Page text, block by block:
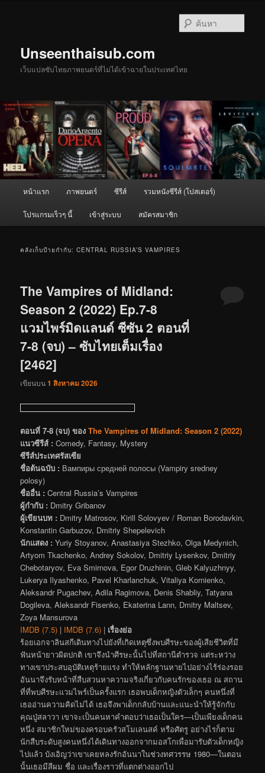
Unseenthaisub.com
เว็บแปลซับไทยภาพยนตร์ที่ไม่ได้เข้าฉายในประเทศไทย
หน้าแรก ภาพยนตร์ ซีรีส์ รวมหนังซีรีส์ (โปสเตอร์)
โปรแกรมเร็วๆ นี้ เข้าสู่ระบบ สมัครสมาชิก
คลังเก็บป้ายกำกับ:CENTRAL RUSSIA’S VAMPIRES
The Vampires of Midland:
Season 2 (2022) Ep.7-8
แวมไพร์มิดแลนด์ ซีซัน 2 ตอนที่
7-8 (จบ) – ซับไทยเต็มเรื่อง
[2462]
เขียนบน1 สิงหาคม 2026
ตอนที่ 7-8 (จบ) ของ The Vampires of Midland: Season 2 (2022)
แนวซีรีส์ : Comedy, Fantasy, Mystery
ซีรีส์ประเทศรัสเซีย
ชื่อต้นฉบับ : Вампиры средней полосы (Vampiry sredney
polosy)
ชื่ออื่น : Central Russia’s Vampires
ผู้กำกับ : Dmitry Gribanov
ผู้เขียนบท : Dmitry Matrosov, Kirill Solovyev / Roman Borodavkin,
Konstantin Garbuzov, Dmitriy Shepelevich
นักแสดง : Yuriy Stoyanov, Anastasiya Stezhko, Olga Medynich,
Artyom Tkachenko, Andrey Sokolov, Dmitriy Lysenkov, Dmitriy
Chebotaryov, Eva Smirnova, Egor Druzhinin, Gleb Kalyuzhnyy,
Lukerya Ilyashenko, Pavel Kharlanchuk, Vitaliya Kornienko,
Aleksandr Pugachev, Adila Ragimova, Denis Shabliy, Tatyana
Dogileva, Aleksandr Fisenko, Ekaterina Lann, Dmitry Maltsev,
Zoya Mansurova
IMDB (7.5) | IMDB (7.6) | เรื่องย่อ
ร้อยเอกจาลินสกีเดินทางไปยังที่เกิดเหตุซึ่งพบศีรษะของผู้เสียชีวิตที่มี
ฟันหน้ายาวผิดปกติ เขาจึงนำศีรษะนั้นไปที่สถานีตำรวจ แต่ระหว่าง
ทางเขาประสบอุบัติเหตุร้ายแรง ทำให้หลักฐานหายไปอย่างไร้ร่องรอย
อันนาจึงรับหน้าที่สืบสวนหาความจริงเกี่ยวกับคนรักของเธอ ณ สถาน
ที่ที่พบศีรษะแวมไพร์เป็นครั้งแรก เธอพบเด็กหญิงตัวเล็กๆ คนหนึ่งที่
เธออ่านความคิดไม่ได้ เธอจึงพาเด็กกลับบ้านและแนะนำให้รู้จักกับ
คุณปู่สลาวา เขาจะเป็นคนหาคำตอบว่าเธอเป็นใคร—เป็นเพียงเด็กคน
หนึ่ง สมาชิกใหม่ของครอบครัวสโมเลนสค์ หรือศัตรู อย่างไรก็ตาม
นักสืบระดับสูงคนหนึ่งได้เดินทางออกจากมอสโกเพื่อมารับตัวเด็กหญิง
ไปแล้ว บังเอิญว่าเขาเคยหลงรักอันนาในช่วงทศวรรษ 1980—ในตอน
นั้นเธอมีสีผม ชื่อ และเรื่องราวที่แตกต่างออกไป